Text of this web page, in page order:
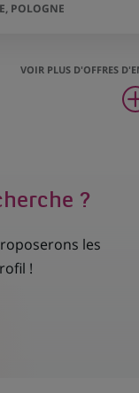
POLOGNE
VOIR PLUS D'OFFRES
?
les
!